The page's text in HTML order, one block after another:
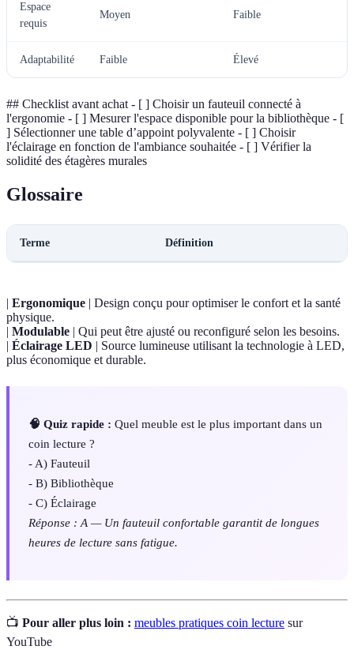
Espace
requis
Moyen Faible
Adaptabilité Faible Élevé
## Checklist avant achat - [ ] Choisir un fauteuil connecté à
l'ergonomie - [ ] Mesurer l'espace disponible pour la bibliothèque - [
] Sélectionner une table d’appoint polyvalente - [ ] Choisir
l'éclairage en fonction de l'ambiance souhaitée - [ ] Vérifier la
solidité des étagères murales
Glossaire
Terme Définition
| Ergonomique | Design conçu pour optimiser le confort et la santé
physique.
| Modulable | Qui peut être ajusté ou reconfiguré selon les besoins.
| Éclairage LED | Source lumineuse utilisant la technologie à LED,
plus économique et durable.
🧠 Quiz rapide : Quel meuble est le plus important dans un
coin lecture ?
- A) Fauteuil
- B) Bibliothèque
- C) Éclairage
Réponse : A — Un fauteuil confortable garantit de longues
heures de lecture sans fatigue.
📺 Pour aller plus loin : meubles pratiques coin lecture sur
YouTube